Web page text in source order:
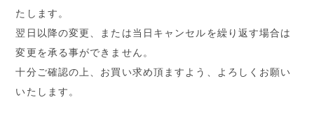
たします。
翌日以降の変更、または当日キャンセルを繰り返す場合は
変更を承る事ができません。
十分ご確認の上、お買い求め頂ますよう、よろしくお願い
いたします。